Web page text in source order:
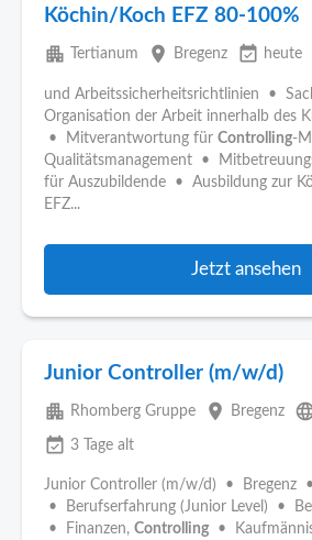
Köchin/Koch EFZ 80-100%
apartment Tertianum place Bregenz event_available heute
und Arbeitssicherheitsrichtlinien •
Organisation der Arbeit innerhalb des
• Mitverantwortung für Controlling-
Qualitätsmanagement •
für Auszubildende • Ausbildung zur
EFZ...
Jetzt ansehen
Junior Controller (m/w/d)
apartment Rhomberg Gruppe place Bregenz
event_available 3 Tage alt
Junior Controller (m/w/d) • Bregenz
• Berufserfahrung (Junior Level) •
• Finanzen, Controlling •